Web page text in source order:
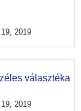
2019
választéka
2019